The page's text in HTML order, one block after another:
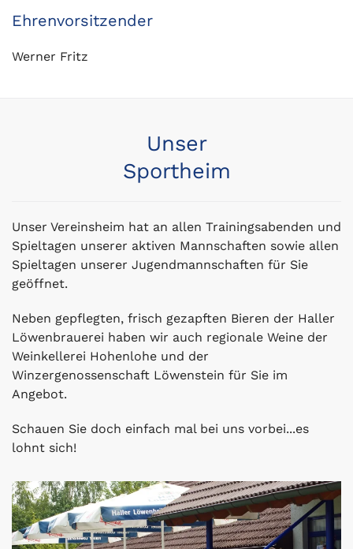
Ehrenvorsitzender
Werner Fritz
Unser
Sportheim
Unser Vereinsheim hat an allen Trainingsabenden und
Spieltagen unserer aktiven Mannschaften sowie allen
Spieltagen unserer Jugendmannschaften für Sie
geöffnet.
Neben gepflegten, frisch gezapften Bieren der Haller
Löwenbrauerei haben wir auch regionale Weine der
Weinkellerei Hohenlohe und der
Winzergenossenschaft Löwenstein für Sie im
Angebot.
Schauen Sie doch einfach mal bei uns vorbei...es
lohnt sich!